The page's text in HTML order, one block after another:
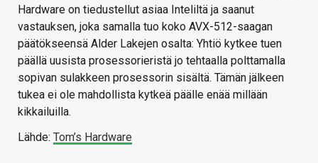
Hardware on tiedustellut asiaa Inteliltä ja saanut
vastauksen, joka samalla tuo koko AVX-512-saagan
päätökseensä Alder Lakejen osalta: Yhtiö kytkee tuen
päällä uusista prosessorieristä jo tehtaalla polttamalla
sopivan sulakkeen prosessorin sisältä. Tämän jälkeen
tukea ei ole mahdollista kytkeä päälle enää millään
kikkailuilla.
Lähde: Tom’s Hardware